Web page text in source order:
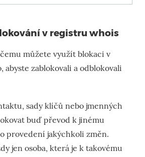
v registru whois
můžete využít blokaci v
abyste zablokovali a odblokovali
sady klíčů nebo jmenných
buď převod k jinému
provedení jakýchkoli změn.
jen osoba, která je k takovému